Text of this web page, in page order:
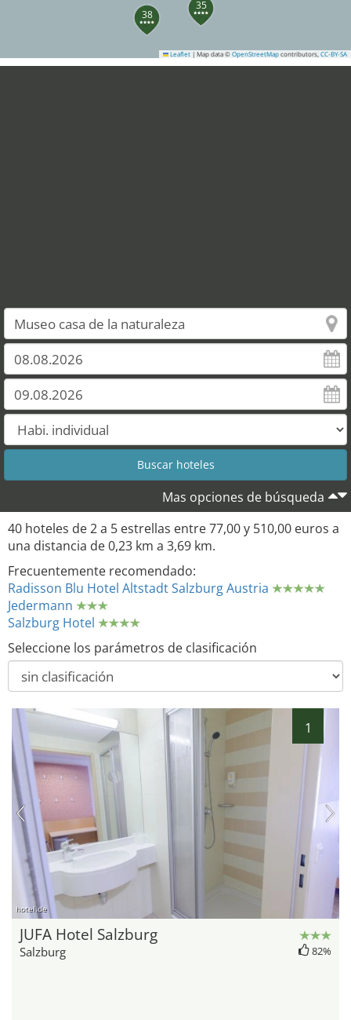
35
38
Leaflet | Map data © OpenStreetMap contributors, CC-BY-SA
Mas opciones de búsqueda
40 hoteles de 2 a 5 estrellas entre 77,00 y 510,00 euros a
una distancia de 0,23 km a 3,69 km.
Frecuentemente recomendado:
Radisson Blu Hotel Altstadt Salzburg Austria
Jedermann
Salzburg Hotel
Seleccione los parámetros de clasificación
1
hotel.de
JUFA Hotel Salzburg
Salzburg 82%